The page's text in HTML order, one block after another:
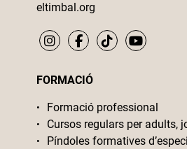
eltimbal.org
FORMACIÓ
Formació professional
Cursos regulars per adults,
Píndoles formatives